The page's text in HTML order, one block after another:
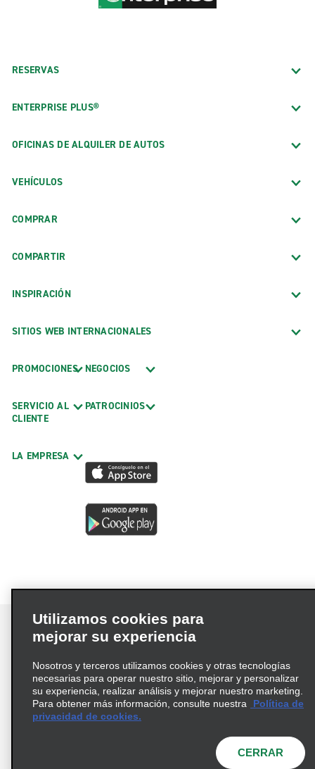
RESERVAS
ENTERPRISE PLUS®
OFICINAS DE ALQUILER DE AUTOS
VEHÍCULOS
COMPRAR
COMPARTIR
INSPIRACIÓN
SITIOS WEB INTERNACIONALES
PROMOCIONES
SERVICIO AL
CLIENTE
LA EMPRESA
NEGOCIOS
PATROCINIOS
Términos de uso
Política de privacidad
Política de cookies
Información de Salud del Consumidor
© 2026 Enterprise Holdings, Inc. Todos los derechos
Utilizamos cookies para
mejorar su experiencia
Nosotros y terceros utilizamos cookies y otras tecnologías
necesarias para operar nuestro sitio, mejorar y personalizar
su experiencia, realizar análisis y mejorar nuestro marketing.
Para obtener más información, consulte nuestra
Política de
privacidad de cookies.
CERRAR